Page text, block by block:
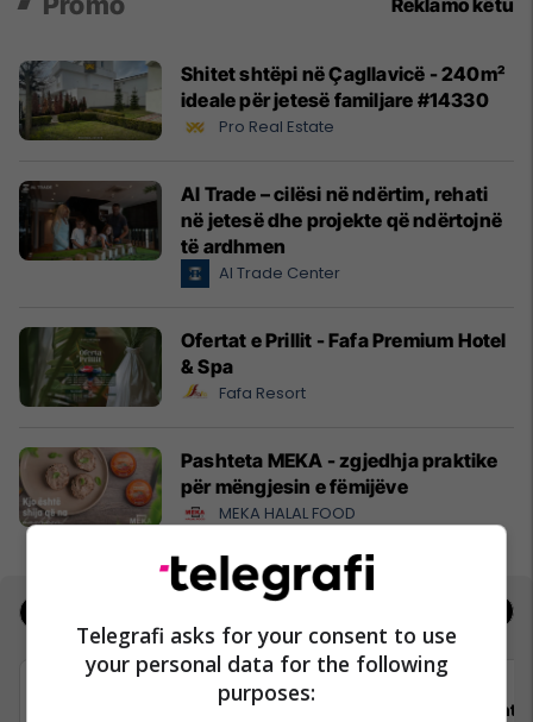
Reklamo këtu
Shitet shtëpi në Çagllavicë - 240m²
ideale për jetesë familjare #14330
Pro Real Estate
Al Trade – cilësi në ndërtim, rehati
në jetesë dhe projekte që ndërtojnë
të ardhmen
Al Trade Center
Ofertat e Prillit - Fafa Premium Hotel
& Spa
Fafa Resort
Pashteta MEKA - zgjedhja praktike
për mëngjesin e fëmijëve
MEKA HALAL FOOD
Shtëpia botuese “Dukagjini”
Telegrafi asks for your consent to use
your personal data for the following
purposes: